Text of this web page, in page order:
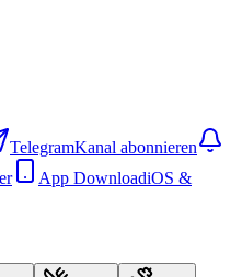
TelegramKanal abonnieren
App DownloadiOS &